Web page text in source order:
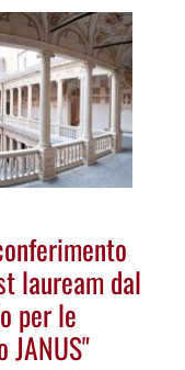
lauream dal
per le